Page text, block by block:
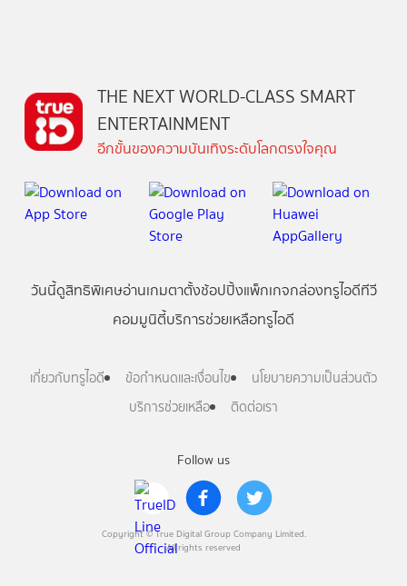
Follow us
Copyright © True Digital Group Company Limited.
All rights reserved
THE NEXT WORLD-CLASS SMART
ENTERTAINMENT
อีกขั้นของความบันเทิงระดับโลกตรงใจคุณ
วันนี้ดูสิทธิพิเศษอ่านเกมตาตั้งช้อปปิ้งแพ็กเกจกล่องทรูไอดีทีวี
คอมมูนิตี้บริการช่วยเหลือทรูไอดี
เกี่ยวกับทรูไอดี ข้อกำหนดและเงื่อนไข
นโยบายความเป็นส่วนตัว
บริการช่วยเหลือ
ติดต่อเรา